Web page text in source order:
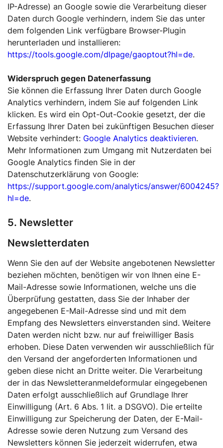
IP-Adresse) an Google sowie die Verarbeitung dieser
Daten durch Google verhindern, indem Sie das unter
dem folgenden Link verfügbare Browser-Plugin
herunterladen und installieren:
https://tools.google.com/dlpage/gaoptout?hl=de.
Widerspruch gegen Datenerfassung
Sie können die Erfassung Ihrer Daten durch Google
Analytics verhindern, indem Sie auf folgenden Link
klicken. Es wird ein Opt-Out-Cookie gesetzt, der die
Erfassung Ihrer Daten bei zukünftigen Besuchen dieser
Website verhindert: Google Analytics deaktivieren.
Mehr Informationen zum Umgang mit Nutzerdaten bei
Google Analytics finden Sie in der
Datenschutzerklärung von Google:
https://support.google.com/analytics/answer/6004245?
hl=de.
5. Newsletter
Newsletterdaten
Wenn Sie den auf der Website angebotenen Newsletter
beziehen möchten, benötigen wir von Ihnen eine E-
Mail-Adresse sowie Informationen, welche uns die
Überprüfung gestatten, dass Sie der Inhaber der
angegebenen E-Mail-Adresse sind und mit dem
Empfang des Newsletters einverstanden sind. Weitere
Daten werden nicht bzw. nur auf freiwilliger Basis
erhoben. Diese Daten verwenden wir ausschließlich für
den Versand der angeforderten Informationen und
geben diese nicht an Dritte weiter. Die Verarbeitung
der in das Newsletteranmeldeformular eingegebenen
Daten erfolgt ausschließlich auf Grundlage Ihrer
Einwilligung (Art. 6 Abs. 1 lit. a DSGVO). Die erteilte
Einwilligung zur Speicherung der Daten, der E-Mail-
Adresse sowie deren Nutzung zum Versand des
Newsletters können Sie jederzeit widerrufen, etwa